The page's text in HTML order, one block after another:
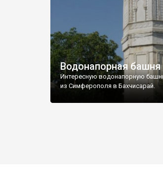
Водонапорная
Интересную водонапорную
из Симферополя в Бахчисарай.